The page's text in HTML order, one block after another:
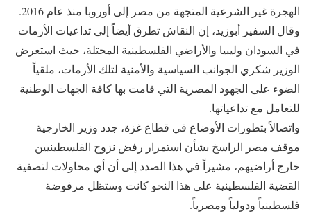
الهجرة غير الشرعية المتجهة من مصر إلى أوروبا منذ عام 2016.
وقال السفير أبوزيد، إن النقاش تطرق أيضاً إلى تداعيات الأزمات
في السودان وليبيا والأراضي الفلسطينية المحتلة، حيث استعرض
الوزير شكري الجوانب السياسية والأمنية لتلك الأزمات، ملقياً
الضوء على الجهود المصرية التي قامت بها كافة الجهات الوطنية
للتعامل مع تداعياتها.
واتصالاً بتطورات الأوضاع في قطاع غزة، جدد وزير الخارجية
موقف مصر الراسخ بشأن استمرار رفض نزوح الفلسطينيين
خارج أراضيهم، مشيراً في هذا الصدد إلى أن أي محاولات لتصفية
القضية الفلسطينية على هذا النحو كانت وستظل مرفوضة
فلسطينياً ودولياً ومصرياً.